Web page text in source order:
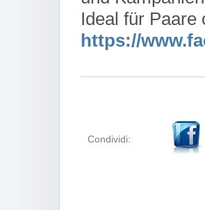
Ideal für Paare
https://
Condividi: